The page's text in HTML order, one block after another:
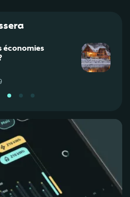
économies